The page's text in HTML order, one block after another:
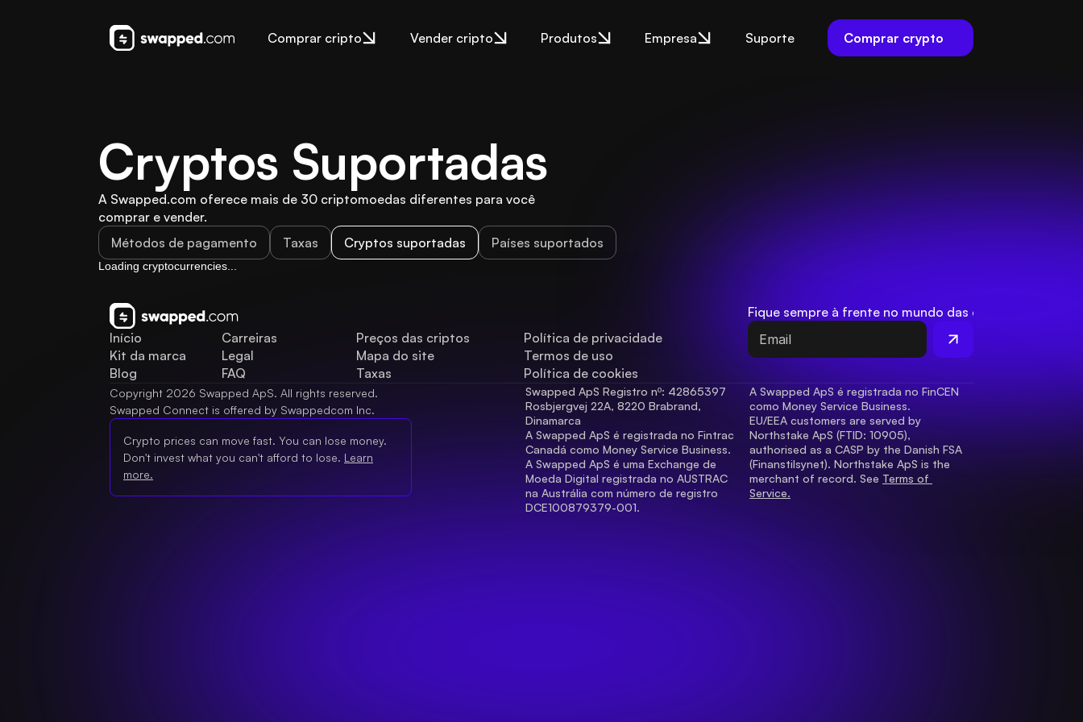
Comprar cripto Vender cripto Produtos Empresa Suporte Comprar crypto
Cryptos Suportadas
A Swapped.com oferece mais de 30 criptomoedas diferentes para você
comprar e vender.
Métodos de pagamento
Taxas Cryptos suportadas Países suportados
Loading cryptocurrencies...
Início
Kit da marca
Blog
Carreiras
Legal
FAQ
Preços das criptos
Mapa do site
Taxas
Política de privacidade
Termos de uso
Política de cookies
Fique sempre à frente no mundo das criptos
Copyright 2026 Swapped ApS. All rights reserved.
Swapped Connect is offered by Swappedcom Inc.
Crypto prices can move fast. You can lose money.
Don't invest what you can't afford to lose. Learn
more.
Swapped ApS Registro nº: 42865397
Rosbjergvej 22A, 8220 Brabrand,
Dinamarca
A Swapped ApS é registrada no Fintrac
Canadá como Money Service Business.
A Swapped ApS é uma Exchange de
Moeda Digital registrada no AUSTRAC
na Austrália com número de registro
DCE100879379-001.
A Swapped ApS é registrada no FinCEN
como Money Service Business.
EU/EEA customers are served by
Northstake ApS (FTID: 10905),
authorised as a CASP by the Danish FSA
(Finanstilsynet). Northstake ApS is the
merchant of record. See Terms of
Service.